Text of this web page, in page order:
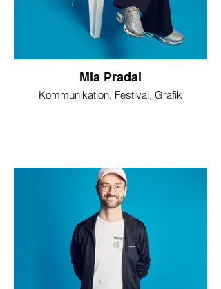
Mia Pradal
Kommunikation, Festival, Grafik